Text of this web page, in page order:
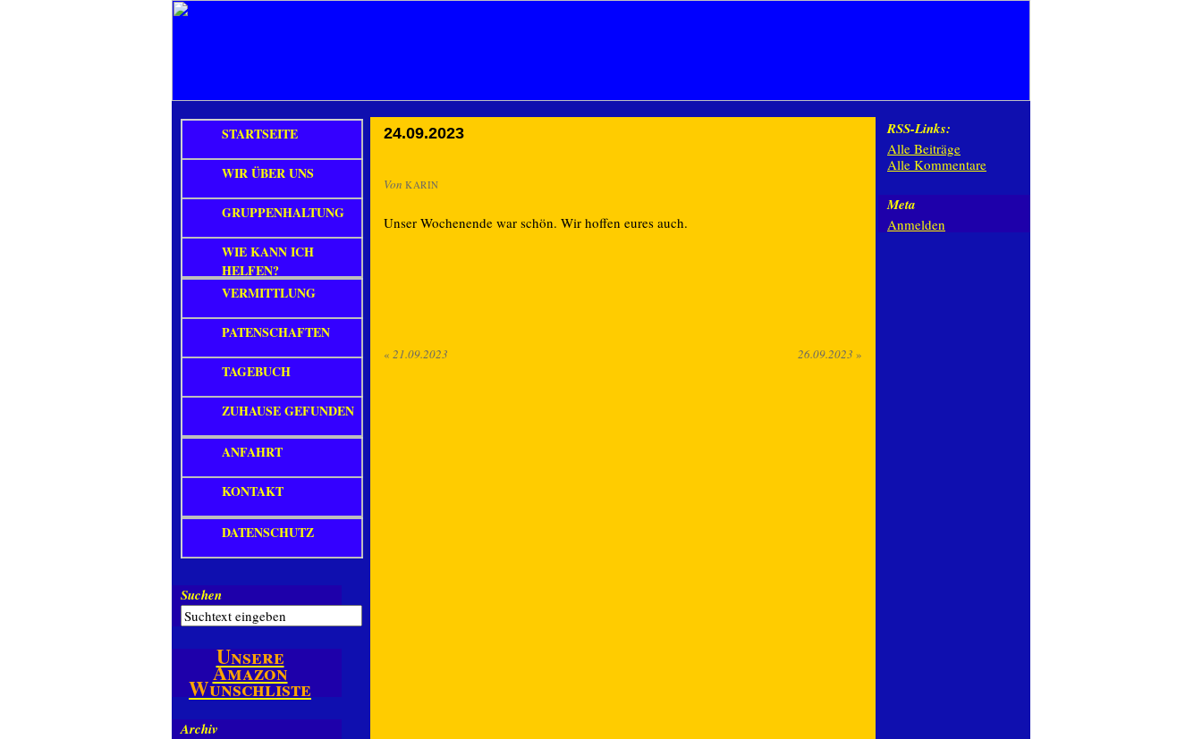
24.09.2023
Von KARIN
Unser Wochenende war schön. Wir hoffen eures auch.
« 21.09.2023 26.09.2023 »
STARTSEITE
WIR ÜBER UNS
GRUPPENHALTUNG
WIE KANN ICH
HELFEN?
VERMITTLUNG
PATENSCHAFTEN
TAGEBUCH
ZUHAUSE GEFUNDEN
ANFAHRT
KONTAKT
DATENSCHUTZ
Suchen
Unsere
Amazon
Wunschliste
Archiv
RSS-Links:
Alle Beiträge
Alle Kommentare
Meta
Anmelden